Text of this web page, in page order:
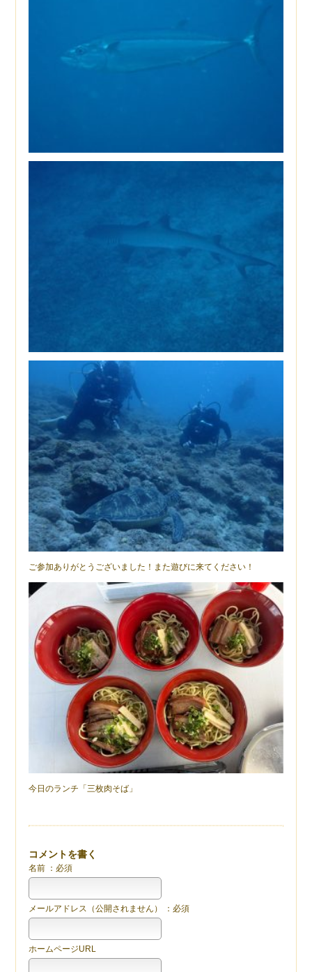
ご参加ありがとうございました！また遊びに来てください！
今日のランチ「三枚肉そば」
コメントを書く
名前 ：必須
メールアドレス（公開されません） ：必須
ホームページURL